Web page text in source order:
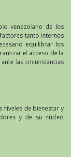
venezolano de los
tanto internos
equilibrar los
el acceso de la
las circunstancias
niveles de bienestar y
y de su núcleo